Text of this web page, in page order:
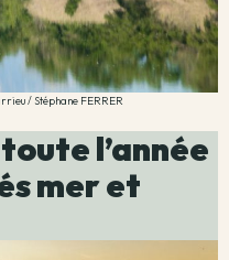
/ Stéphane FERRER
l’année
mer et